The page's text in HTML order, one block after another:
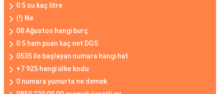
0 5 su kaç litre
(!) Ne
08 Ağustos hangi burç
0 5 ham puan kaç net DGS
0535 ile başlayan numara hangi hat
+7 925 hangi ülke kodu
0 numara yumurta ne demek